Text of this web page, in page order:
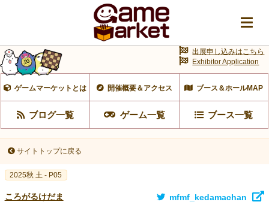
ゲームマーケットとは 開催概要＆アクセス ブース＆ホールMAP
ブログ一覧 ゲーム一覧 ブース一覧
出展申し込みはこちら
Exhibitor Application
サイトトップに戻る
2025秋 土 - P05
ころがるけだま mfmf_kedamachan